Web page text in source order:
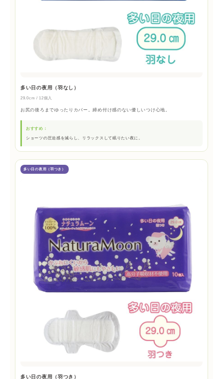
多い日の夜用（羽なし）
29.0cm / 12個入
お尻の後ろまでゆったりカバー。締め付け感のない優しいつけ心地。
おすすめ：
ショーツの圧迫感を減らし、リラックスして眠りたい夜に。
多い日の夜用（羽つき）
多い日の夜用（羽つき）